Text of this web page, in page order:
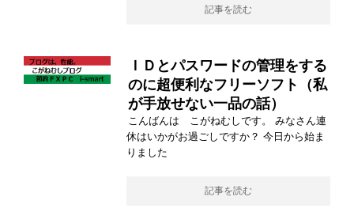
記事を読む
ＩＤとパスワードの管理をする
のに超便利なフリーソフト（私
が手放せない一品の話）
こんばんは こがねむしです。 みなさん連
休はいかがお過ごしですか？ 今日から始ま
りました
記事を読む